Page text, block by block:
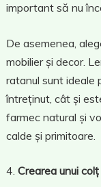
important să nu
De asemenea,
mobilier și decor.
ratanul sunt ideale
întreținut, cât și
farmec natural și
calde și primitoare.
Crearea unui